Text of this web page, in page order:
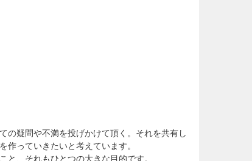
の疑問や不満を投げかけて頂く。それを共有し
作っていきたいと考えています。
と、それもひとつの大きな目的です。